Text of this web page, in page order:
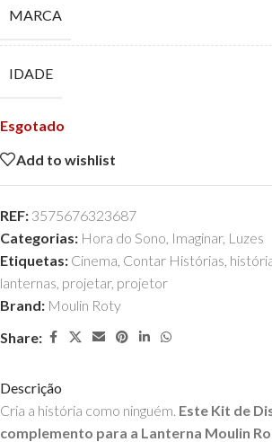
MARCA
IDADE
Esgotado
Add to wishlist
REF: 3575676323687
Categorias: Hora do Sono, Imaginar, Luzes
Etiquetas: Cinema, Contar Histórias,
lanternas, projetar, projetor
Brand: Moulin Roty
Share:
Descrição
Cria a história como ninguém. Este Kit de
complemento para a Lanterna Moulin